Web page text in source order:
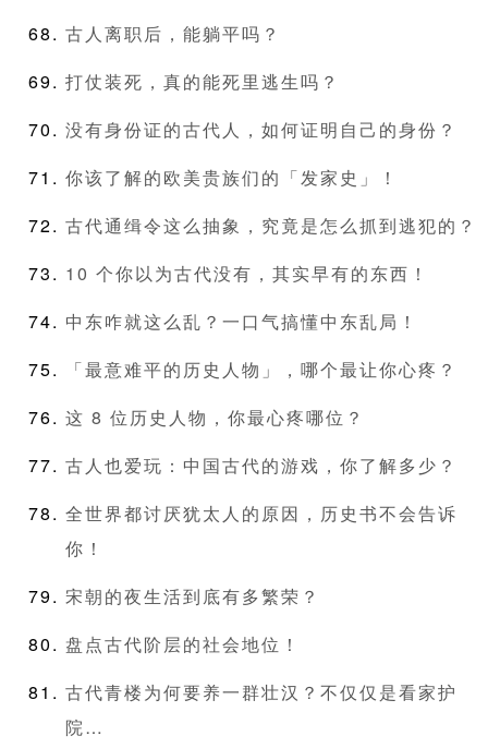
古人离职后，能躺平吗？
打仗装死，真的能死里逃生吗？
没有身份证的古代人，如何证明自己的身份？
你该了解的欧美贵族们的「发家史」！
古代通缉令这么抽象，究竟是怎么抓到逃犯的？
10 个你以为古代没有，其实早有的东西！
中东咋就这么乱？一口气搞懂中东乱局！
「最意难平的历史人物」，哪个最让你心疼？
这 8 位历史人物，你最心疼哪位？
古人也爱玩：中国古代的游戏，你了解多少？
全世界都讨厌犹太人的原因，历史书不会告诉
你！
宋朝的夜生活到底有多繁荣？
盘点古代阶层的社会地位！
古代青楼为何要养一群壮汉？不仅仅是看家护
院…